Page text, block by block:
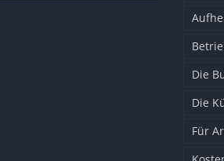
Die
Die
Für